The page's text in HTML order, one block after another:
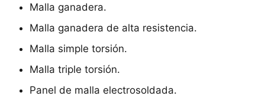
Malla ganadera.
Malla ganadera de alta resistencia.
Malla simple torsión.
Malla triple torsión.
Panel de malla electrosoldada.